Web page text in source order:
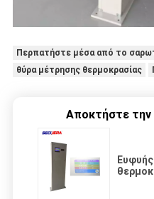
Περπατήστε μέσα από το
θύρα μέτρησης θερμοκρασίας
Αποκτήστε την